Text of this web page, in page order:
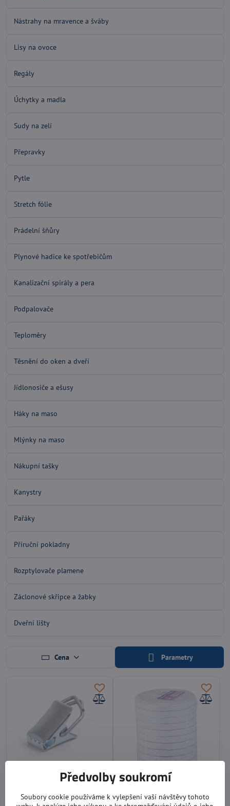
Nástrahy na mravence a šváby
Lisy na ovoce
Regály
Úchytky a madla
Sudy na zelí
Přepravky
Pytle
Stretch fólie
Prádelní šňůry
Plynové hadice ke spotřebičům
Kanalizační spirály a pera
Podpalovače
Teploměry
Těsnění do oken a dveří
Jídlonosiče a ešusy
Háky na maso
Mlýnky na maso
Nákupní tašky
Kanystry
Pařáky
Příruční pokladny
Rozptylovače plamene
Záclonové skřipce a žabky
Dveřní lišty
Cena Parametry
Skřipec záclonový kovový
T162
Zavařovací víčka šroubovací
Twist 89 (1 ks)
Předvolby soukromí
Soubory cookie používáme k vylepšení vaší návštěvy tohoto